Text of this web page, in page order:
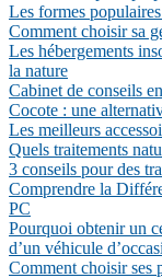
Les formes
Comment choisir sa
Les hébergements
la nature
Cabinet de conseils
Cocote : une
Les meilleurs
Quels traitements
3 conseils pour des
Comprendre la
PC
Pourquoi obtenir un
d’un véhicule
Comment choisir ses